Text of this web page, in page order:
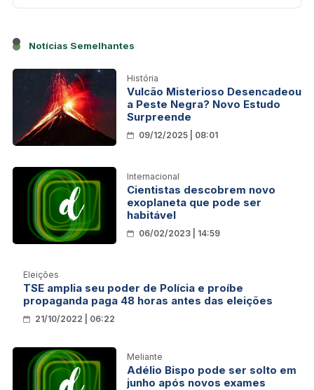
Notícias Semelhantes
História
Vulcão Misterioso Desencadeou
a Peste Negra? Novo Estudo
Surpreende
09/12/2025 | 08:01
Internacional
Cientistas descobrem novo
exoplaneta que pode ser
habitável
06/02/2023 | 14:59
Eleições
TSE amplia seu poder de Polícia e proíbe
propaganda paga 48 horas antes das eleições
21/10/2022 | 06:22
Meliante
Adélio Bispo pode ser solto em
junho após novos exames